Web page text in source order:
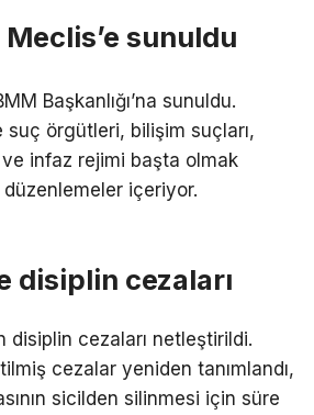
Meclis’e sunuldu
Başkanlığı’na sunuldu.
suç örgütleri, bilişim suçları,
infaz rejimi başta olmak
düzenlemeler içeriyor.
disiplin cezaları
disiplin cezaları netleştirildi.
cezalar yeniden tanımlandı,
sicilden silinmesi için süre